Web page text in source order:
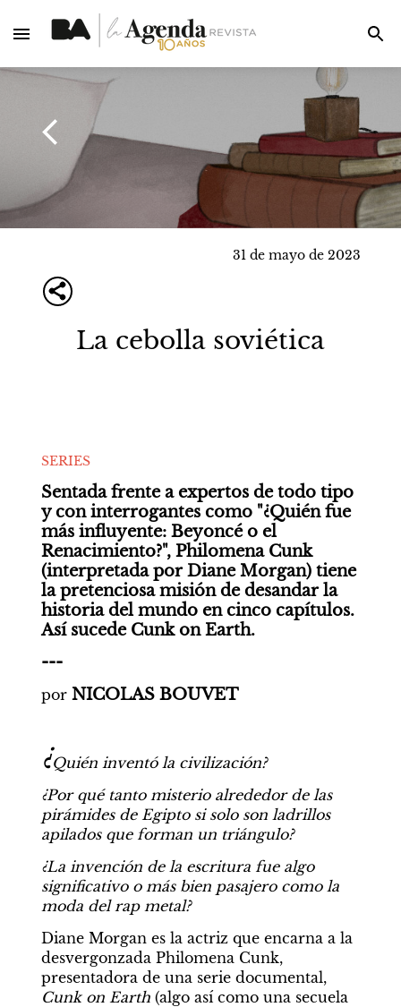
31 de mayo de 2023
La cebolla soviética
SERIES
Sentada frente a expertos de todo tipo
y con interrogantes como "¿Quién fue
más influyente: Beyoncé o el
Renacimiento?", Philomena Cunk
(interpretada por Diane Morgan) tiene
la pretenciosa misión de desandar la
historia del mundo en cinco capítulos.
Así sucede Cunk on Earth.
---
por NICOLAS BOUVET
¿Quién inventó la civilización?
¿Por qué tanto misterio alrededor de las
pirámides de Egipto si solo son ladrillos
apilados que forman un triángulo?
¿La invención de la escritura fue algo
significativo o más bien pasajero como la
moda del rap metal?
Diane Morgan es la actriz que encarna a la
desvergonzada Philomena Cunk,
presentadora de una serie documental,
Cunk on Earth (algo así como una secuela